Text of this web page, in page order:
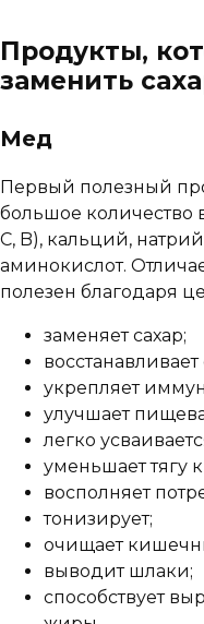
Продукты,
заменить
Мед
Первый полезный
большое количество
C, B), кальций,
аминокислот.
полезен благодаря
заменяет сахар;
укрепляет
улучшает
легко
уменьшает тягу
восполняет
тонизирует;
очищает
выводит шлаки;
способствует